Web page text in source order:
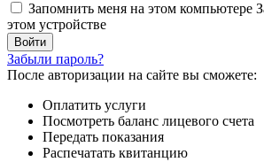
Запомнить меня на этом компьютере
этом устройстве
Забыли пароль?
После авторизации на сайте вы сможете:
Оплатить услуги
Посмотреть баланс лицевого счета
Передать показания
Распечатать квитанцию